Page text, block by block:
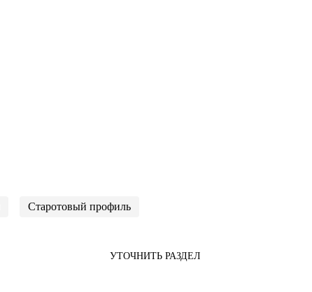
Старотовый профиль
УТОЧНИТЬ РАЗДЕЛ